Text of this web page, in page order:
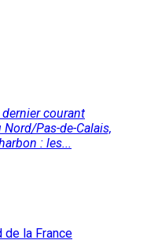
courant
Pas-de-Calais,
: les...
de la France